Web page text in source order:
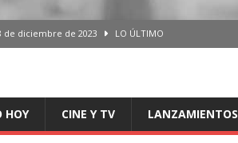
de diciembre de 2023 LO ÚLTIMO
HOY CINE Y TV LANZAMIENTOS